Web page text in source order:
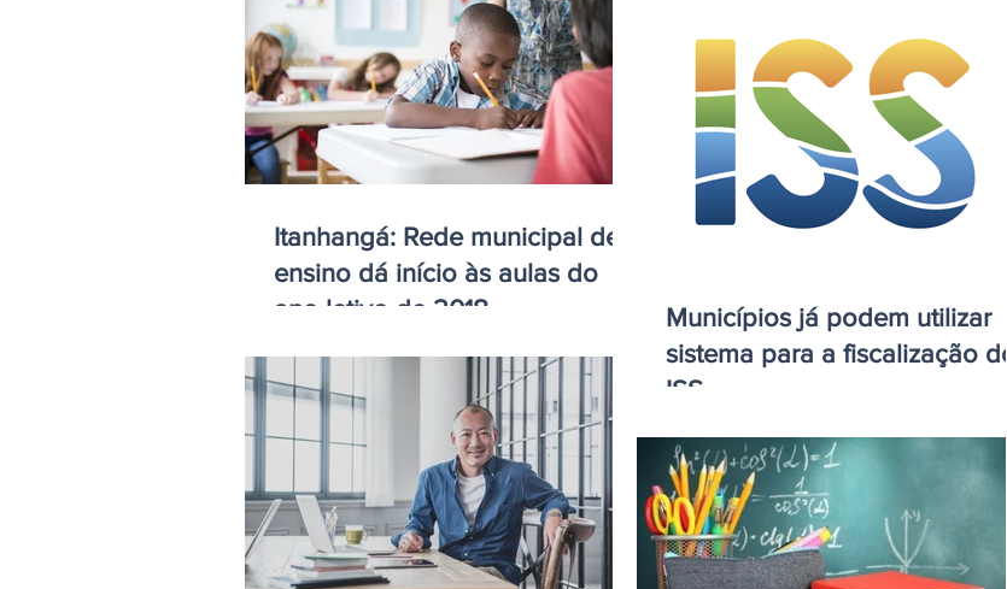
Itanhangá: Rede municipal de
ensino dá início às aulas do
ano letivo de 2018
Municípios já podem utilizar
sistema para a fiscalização do
ISS